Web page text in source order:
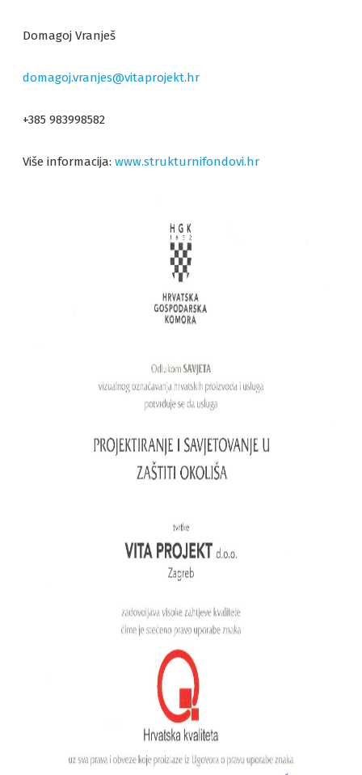
Domagoj Vranješ
domagoj.vranjes@vitaprojekt.hr
+385 983998582
Više informacija: www.strukturnifondovi.hr